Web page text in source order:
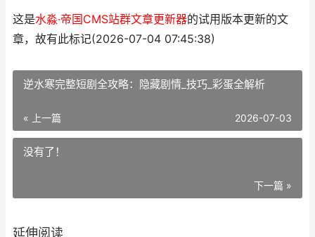
这是水淼·帝国CMS站群文章更新器的试用版本更新的文
章，故有此标记(2026-07-04 07:45:38)
逆水寒完整短剧全攻略：隐藏剧情_技巧_彩蛋全解析
« 上一篇 2026-07-03
没有了！
下一篇 »
延伸阅读